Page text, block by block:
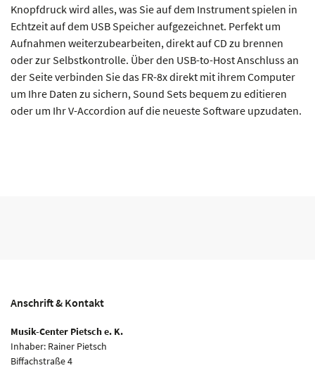
Knopfdruck wird alles, was Sie auf dem Instrument spielen in
Echtzeit auf dem USB Speicher aufgezeichnet. Perfekt um
Aufnahmen weiterzubearbeiten, direkt auf CD zu brennen
oder zur Selbstkontrolle. Über den USB-to-Host Anschluss an
der Seite verbinden Sie das FR-8x direkt mit ihrem Computer
um Ihre Daten zu sichern, Sound Sets bequem zu editieren
oder um Ihr V-Accordion auf die neueste Software upzudaten.
Anschrift & Kontakt
Musik-Center Pietsch e. K.
Inhaber: Rainer Pietsch
Biffachstraße 4